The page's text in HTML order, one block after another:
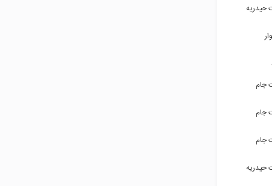
حیدریه
جام
جام
جام
حیدریه